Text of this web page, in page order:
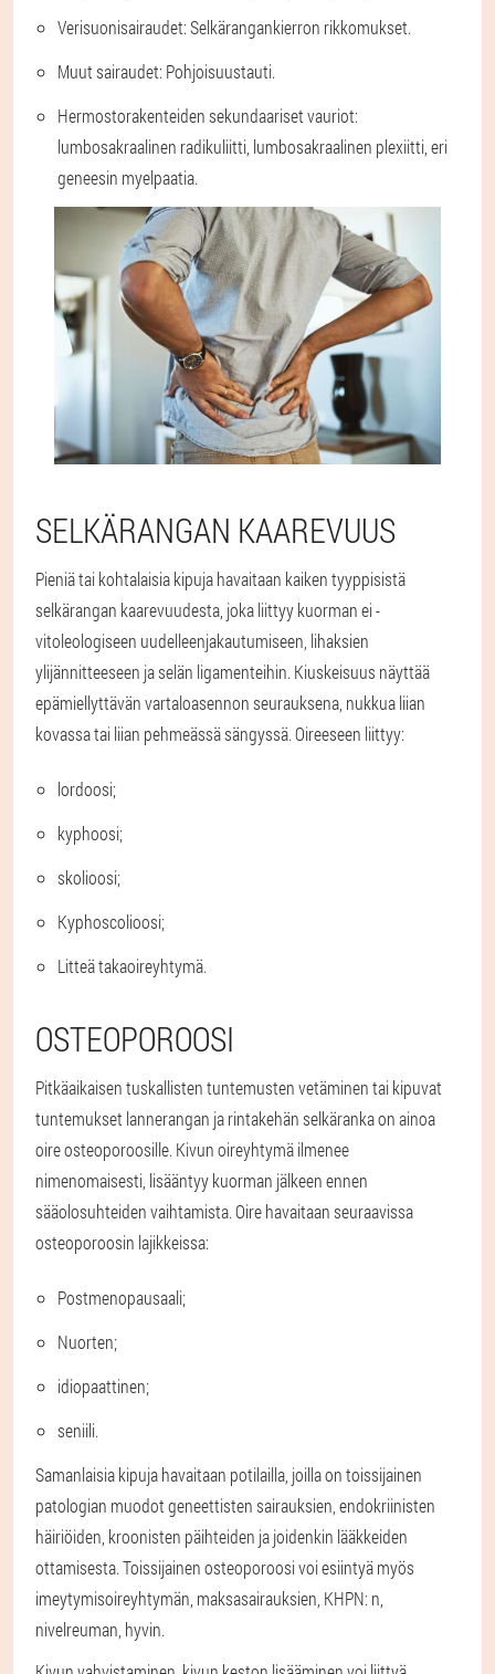
Verisuonisairaudet: Selkärangankierron rikkomukset.
Muut sairaudet: Pohjoisuustauti.
Hermostorakenteiden sekundaariset vauriot:
lumbosakraalinen radikuliitti, lumbosakraalinen plexiitti, eri
geneesin myelpaatia.
SELKÄRANGAN KAAREVUUS
Pieniä tai kohtalaisia kipuja havaitaan kaiken tyyppisistä
selkärangan kaarevuudesta, joka liittyy kuorman ei -
vitoleologiseen uudelleenjakautumiseen, lihaksien
ylijännitteeseen ja selän ligamenteihin. Kiuskeisuus näyttää
epämiellyttävän vartaloasennon seurauksena, nukkua liian
kovassa tai liian pehmeässä sängyssä. Oireeseen liittyy:
lordoosi;
kyphoosi;
skolioosi;
Kyphoscolioosi;
Litteä takaoireyhtymä.
OSTEOPOROOSI
Pitkäaikaisen tuskallisten tuntemusten vetäminen tai kipuvat
tuntemukset lannerangan ja rintakehän selkäranka on ainoa
oire osteoporoosille. Kivun oireyhtymä ilmenee
nimenomaisesti, lisääntyy kuorman jälkeen ennen
sääolosuhteiden vaihtamista. Oire havaitaan seuraavissa
osteoporoosin lajikkeissa:
Postmenopausaali;
Nuorten;
idiopaattinen;
seniili.
Samanlaisia kipuja havaitaan potilailla, joilla on toissijainen
patologian muodot geneettisten sairauksien, endokriinisten
häiriöiden, kroonisten päihteiden ja joidenkin lääkkeiden
ottamisesta. Toissijainen osteoporoosi voi esiintyä myös
imeytymisoireyhtymän, maksasairauksien, KHPN: n,
nivelreuman, hyvin.